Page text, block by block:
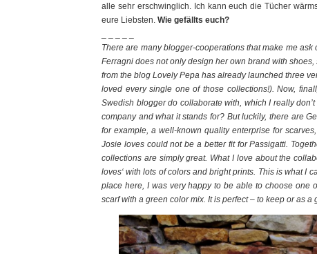
alle sehr erschwinglich. Ich kann euch die Tücher
eure Liebsten. Wie gefällts euch?
There are many blogger-cooperations that make me
Ferragni does not only design her own brand with
from the blog Lovely Pepa has already launched three
loved every single one of those collections!). Now,
Swedish blogger do collaborate with, which I really
company and what it stands for? But luckily, there are
for example, a well-known quality enterprise for
Josie loves could not be a better fit for Passigatti.
collections are simply great. What I love about the
loves‘ with lots of colors and bright prints. This is what I
place here, I was very happy to be able to choose one
scarf with a green color mix. It is perfect – to keep or as a